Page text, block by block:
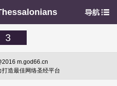
3
m.god66.cn
打造最佳网络圣经平台